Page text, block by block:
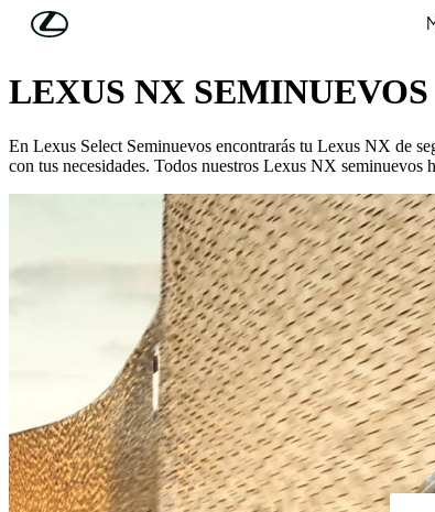
Skip to Main Content
LEXUS SELECT SEMINUEVOS
LEXUS NX SEMINUEVOS
En Lexus Select Seminuevos encontrarás tu Lexus NX de
con tus necesidades. Todos nuestros Lexus NX seminuevos